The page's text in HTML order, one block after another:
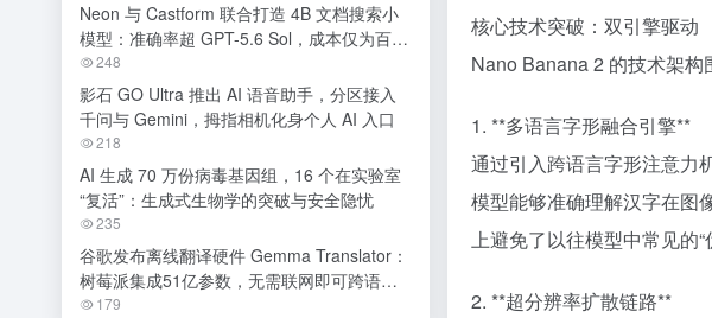
核心技术突破：双引擎驱动
Nano Banana 2 的技术架构
1. **多语言字形融合引擎**
通过引入跨语言字形注意力
模型能够准确理解汉字在图
上避免了以往模型中常见的“
2. **超分辨率扩散链路**
Neon 与 Castform 联合打造 4B 文档搜索小
模型：准确率超 GPT-5.6 Sol，成本仅为百分
之一
248
影石 GO Ultra 推出 AI 语音助手，分区接入
千问与 Gemini，拇指相机化身个人 AI 入口
218
AI 生成 70 万份病毒基因组，16 个在实验室
“复活”：生成式生物学的突破与安全隐忧
235
谷歌发布离线翻译硬件 Gemma Translator：
树莓派集成51亿参数，无需联网即可跨语种
交流
179